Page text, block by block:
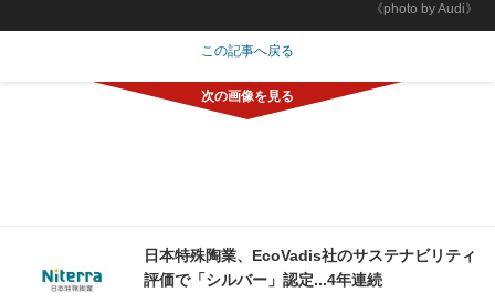
《photo by Audi》
この記事へ戻る
日本特殊陶業、EcoVadis社のサステナビリティ
評価で「シルバー」認定...4年連続